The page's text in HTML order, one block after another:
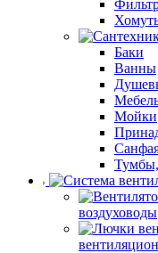
Баки
Ванны
Мойки
воздуховоды